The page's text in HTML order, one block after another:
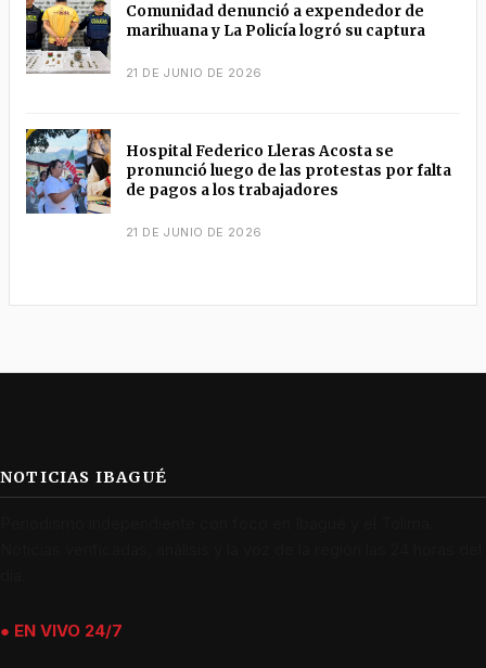
Comunidad denunció a expendedor de
marihuana y La Policía logró su captura
21 DE JUNIO DE 2026
Hospital Federico Lleras Acosta se
pronunció luego de las protestas por falta
de pagos a los trabajadores
21 DE JUNIO DE 2026
NOTICIAS IBAGUÉ
● EN VIVO 24/7